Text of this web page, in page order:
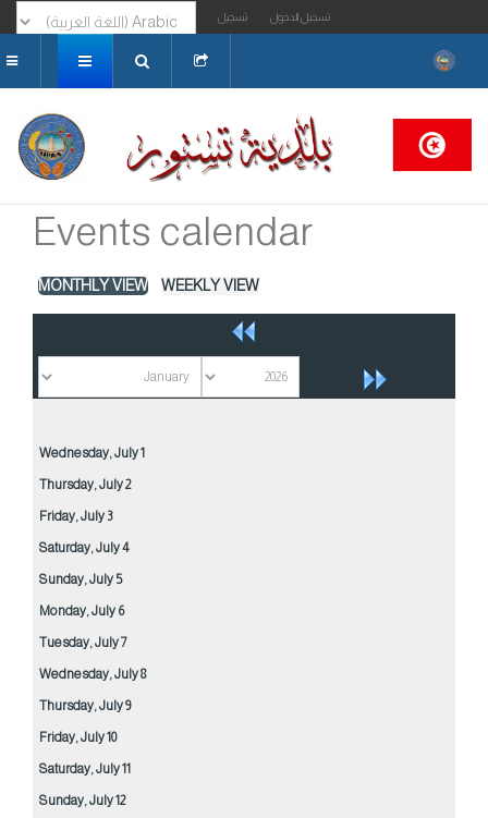
تسجيل الدخول تسجيل
البحث...
Events calendar
MONTHLY VIEW WEEKLY VIEW
Wednesday,July1
Thursday,July2
Friday,July3
Saturday,July4
Sunday,July 5
Monday,July 6
Tuesday,July7
Wednesday,July8
Thursday,July9
Friday,July10
Saturday,July11
Sunday,July12